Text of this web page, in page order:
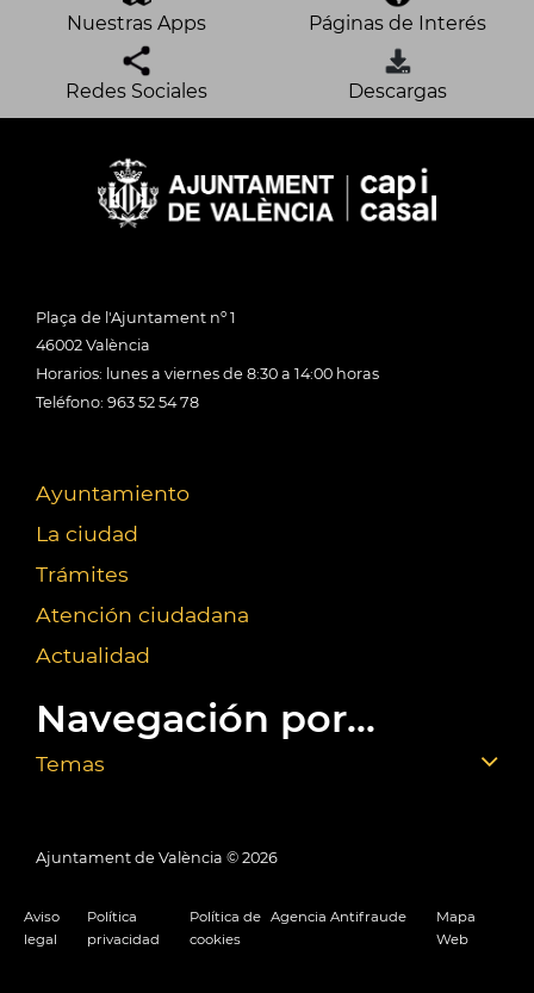
Nuestras Apps Páginas de Interés
Redes Sociales Descargas
Plaça de l'Ajuntament nº 1
46002 València
Horarios: lunes a viernes de 8:30 a 14:00 horas
Teléfono: 963 52 54 78
Ayuntamiento
La ciudad
Trámites
Atención ciudadana
Actualidad
Navegación por...
Temas
Ajuntament de València © 2026
Aviso
legal
Política
privacidad
Política de
cookies
Agencia Antifraude
Mapa
Web